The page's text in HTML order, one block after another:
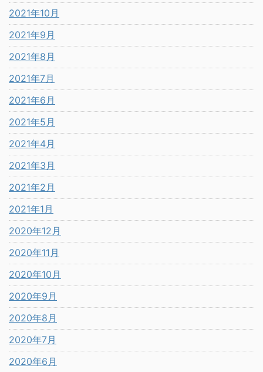
2021年10月
2021年9月
2021年8月
2021年7月
2021年6月
2021年5月
2021年4月
2021年3月
2021年2月
2021年1月
2020年12月
2020年11月
2020年10月
2020年9月
2020年8月
2020年7月
2020年6月